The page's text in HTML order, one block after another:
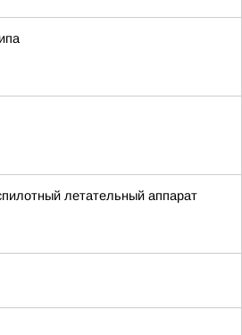
летательный аппарат